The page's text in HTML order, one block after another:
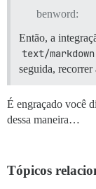
benword:
Então, a
text/markdown
seguida, recorrer
É engraçado você
dessa maneira…
Tópicos